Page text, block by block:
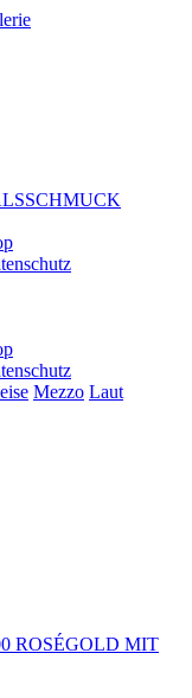
Mezzo Laut
ROSÉGOLD MIT